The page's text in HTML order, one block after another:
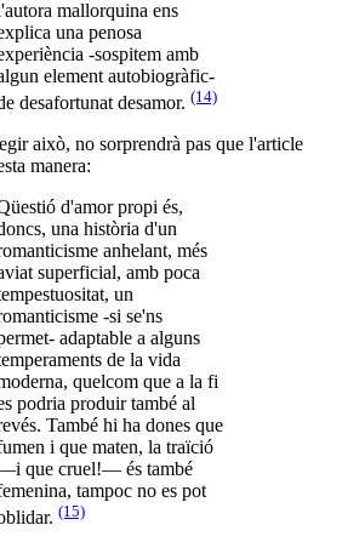
mallorquina ens
una penosa
-sospitem amb
element autobiogràfic-
desafortunat desamor. (14)
això, no sorprendrà pas que l'article
manera:
d'amor propi és,
una història d'un
anhelant, més
superficial, amb poca
un
-si se'ns
adaptable a alguns
de la vida
quelcom que a la fi
podria produir també al
També hi ha dones que
i que maten, la traïció
que cruel!— és també
tampoc no es pot
(15)